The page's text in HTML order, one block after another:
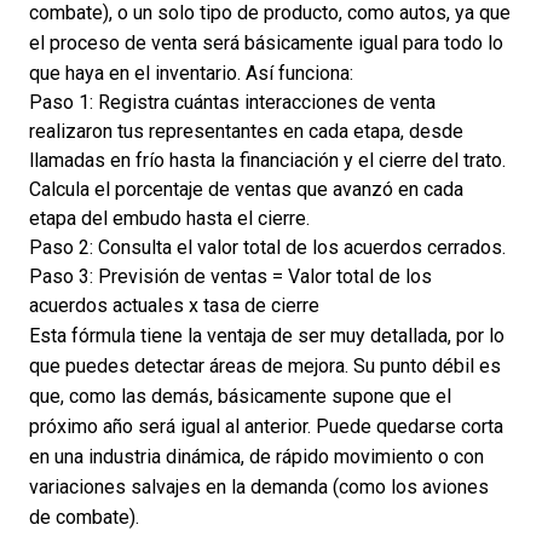
combate), o un solo tipo de producto, como autos, ya que
el proceso de venta será básicamente igual para todo lo
que haya en el inventario. Así funciona:
Paso 1: Registra cuántas interacciones de venta
realizaron tus representantes en cada etapa, desde
llamadas en frío hasta la financiación y el cierre del trato.
Calcula el porcentaje de ventas que avanzó en cada
etapa del embudo hasta el cierre.
Paso 2: Consulta el valor total de los acuerdos cerrados.
Paso 3: Previsión de ventas = Valor total de los
acuerdos actuales x tasa de cierre
Esta fórmula tiene la ventaja de ser muy detallada, por lo
que puedes detectar áreas de mejora. Su punto débil es
que, como las demás, básicamente supone que el
próximo año será igual al anterior. Puede quedarse corta
en una industria dinámica, de rápido movimiento o con
variaciones salvajes en la demanda (como los aviones
de combate).